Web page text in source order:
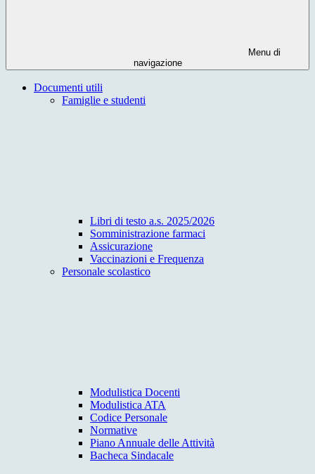
Menu di
navigazione
Documenti utili
Famiglie e studenti
Libri di testo a.s. 2025/2026
Somministrazione farmaci
Assicurazione
Vaccinazioni e Frequenza
Personale scolastico
Modulistica Docenti
Modulistica ATA
Codice Personale
Normative
Piano Annuale delle Attività
Bacheca Sindacale